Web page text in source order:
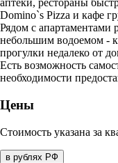
аптеки, рестораны
Domino`s Pizza и кафе
Рядом с апартаментами
небольшим водоемом -
прогулки недалеко от
Есть возможность
необходимости
Цены
Стоимость указана за
в рублях РФ